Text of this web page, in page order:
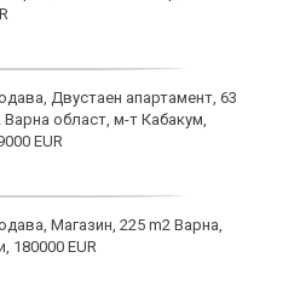
Двустаен апартамент, 63
Варна област, м-т Кабакум,
EUR
Магазин, 225 m2 Варна,
180000 EUR